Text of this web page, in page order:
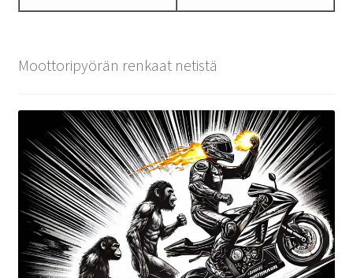
Moottoripyörän renkaat netistä